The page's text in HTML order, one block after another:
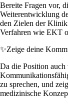
Bereite Fragen vor,
Weiterentwicklung
den Zielen der
Verfahren wie EKT
✨Zeige deine
Da die Position
zu sprechen, und
medizinische